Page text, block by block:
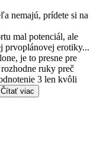
nemajú, prídete si na
mal potenciál, ale
prvoplánovej erotiky...
je to presne pre
ruky preč
3 len kvôli
Čítať viac